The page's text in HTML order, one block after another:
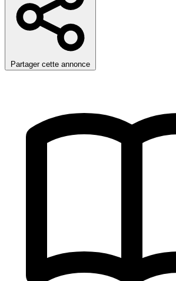
Partager cette annonce